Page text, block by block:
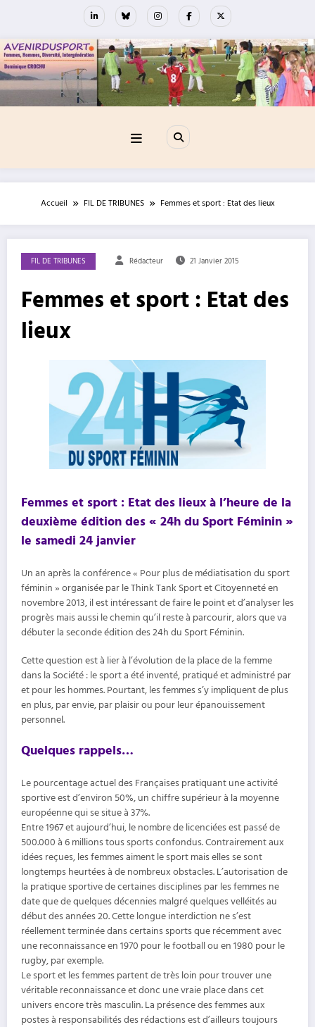
Accueil FIL DE TRIBUNES Femmes et sport : Etat des lieux
FIL DE TRIBUNES Rédacteur 21 Janvier 2015
Femmes et sport : Etat des
lieux
Femmes et sport : Etat des lieux à l’heure de la
deuxième édition des « 24h du Sport Féminin »
le samedi 24 janvier
Un an après la conférence « Pour plus de médiatisation du sport
féminin » organisée par le Think Tank Sport et Citoyenneté en
novembre 2013, il est intéressant de faire le point et d’analyser les
progrès mais aussi le chemin qu’il reste à parcourir, alors que va
débuter la seconde édition des 24h du Sport Féminin.
Cette question est à lier à l’évolution de la place de la femme
dans la Société : le sport a été inventé, pratiqué et administré par
et pour les hommes. Pourtant, les femmes s’y impliquent de plus
en plus, par envie, par plaisir ou pour leur épanouissement
personnel.
Quelques rappels…
Le pourcentage actuel des Françaises pratiquant une activité
sportive est d’environ 50%, un chiffre supérieur à la moyenne
européenne qui se situe à 37%.
Entre 1967 et aujourd’hui, le nombre de licenciées est passé de
500.000 à 6 millions tous sports confondus. Contrairement aux
idées reçues, les femmes aiment le sport mais elles se sont
longtemps heurtées à de nombreux obstacles. L’autorisation de
la pratique sportive de certaines disciplines par les femmes ne
date que de quelques décennies malgré quelques velléités au
début des années 20. Cette longue interdiction ne s’est
réellement terminée dans certains sports que récemment avec
une reconnaissance en 1970 pour le football ou en 1980 pour le
rugby, par exemple.
Le sport et les femmes partent de très loin pour trouver une
véritable reconnaissance et donc une vraie place dans cet
univers encore très masculin. La présence des femmes aux
postes à responsabilités des rédactions est d’ailleurs toujours